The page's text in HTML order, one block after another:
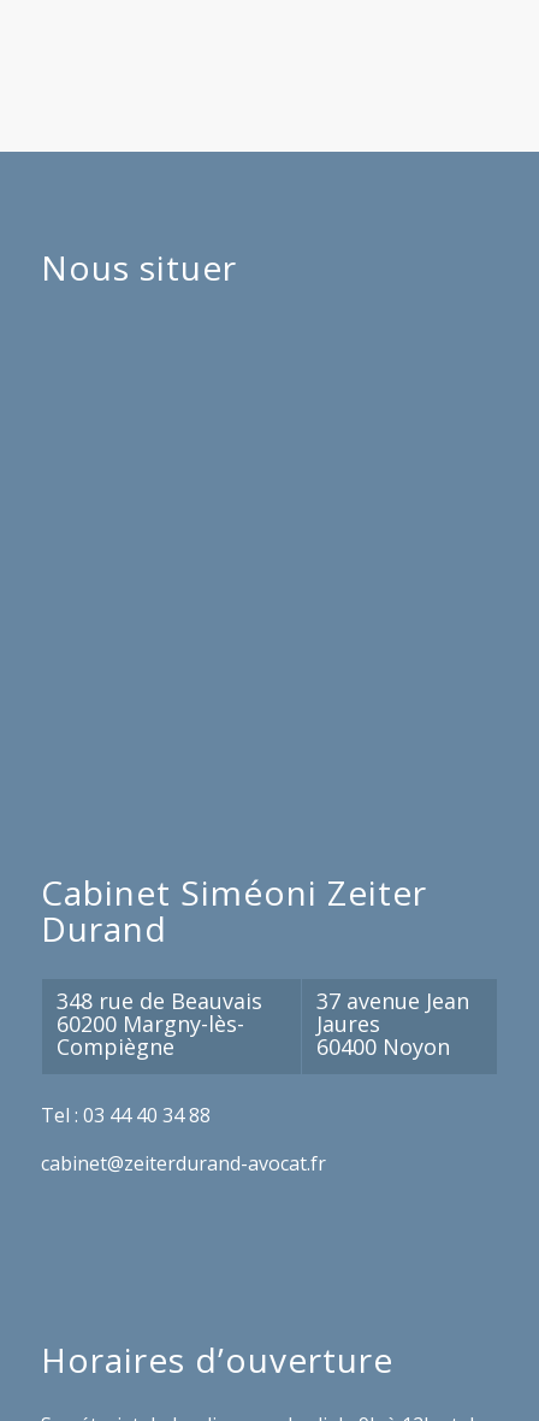
Nous situer
Cabinet Siméoni Zeiter
Durand
348 rue de Beauvais
60200 Margny-lès-
Compiègne
37 avenue Jean
Jaures
60400 Noyon
Tel : 03 44 40 34 88
cabinet@zeiterdurand-avocat.fr
Horaires d’ouverture